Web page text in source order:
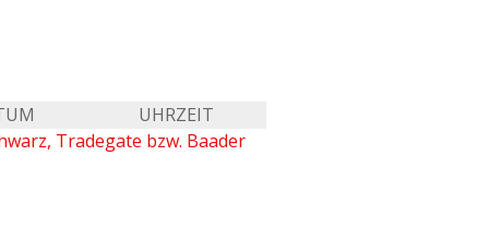
UHRZEIT
Tradegate bzw. Baader